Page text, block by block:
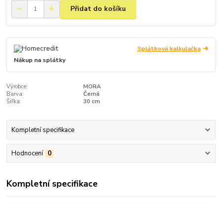
Přidat do košíku
Splátková kalkulačka
Nákup na splátky
Výrobce:
MORA
Barva:
Černá
Šířka:
30 cm
Kompletní specifikace
Hodnocení 0
Kompletní specifikace